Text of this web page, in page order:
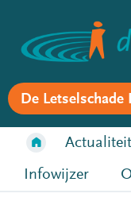
De Letselschade
Infowijzer